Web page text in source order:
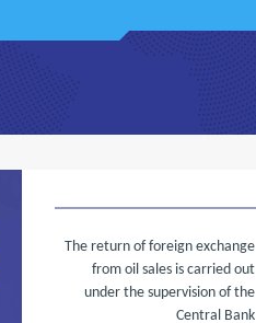
The return of foreign exchange
from oil sales is carried out
under the supervision of the
Central Bank